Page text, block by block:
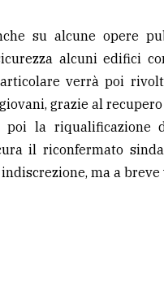
su alcune opere
alcuni edifici
verrà poi
grazie al
poi la riqualificazione
il riconfermato
ma a